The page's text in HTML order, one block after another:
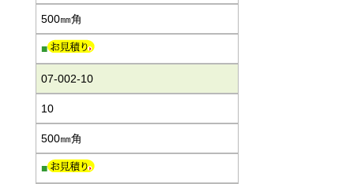
500㎜角
■
07-002-10
10
500㎜角
■